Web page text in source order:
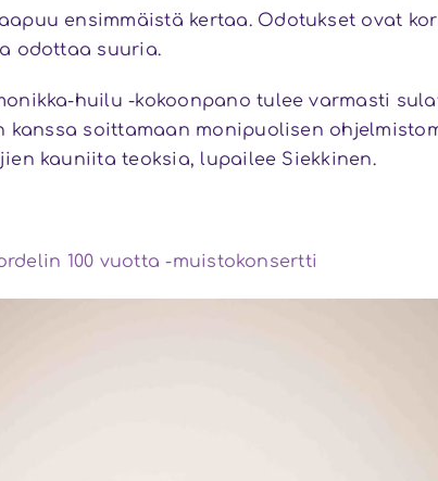
ensimmäistä kertaa. Odotukset ovat
odottaa suuria.
huilu -kokoonpano tulee varmasti
kanssa soittamaan monipuolisen
kauniita teoksia, lupailee Siekkinen.
100 vuotta -muistokonsertti